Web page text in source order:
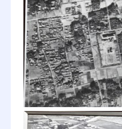
昭和23年 4
浦和市立中学校
等学校となり、
なる。
浦和市立高等女
り高等学校とな
等学校となる。